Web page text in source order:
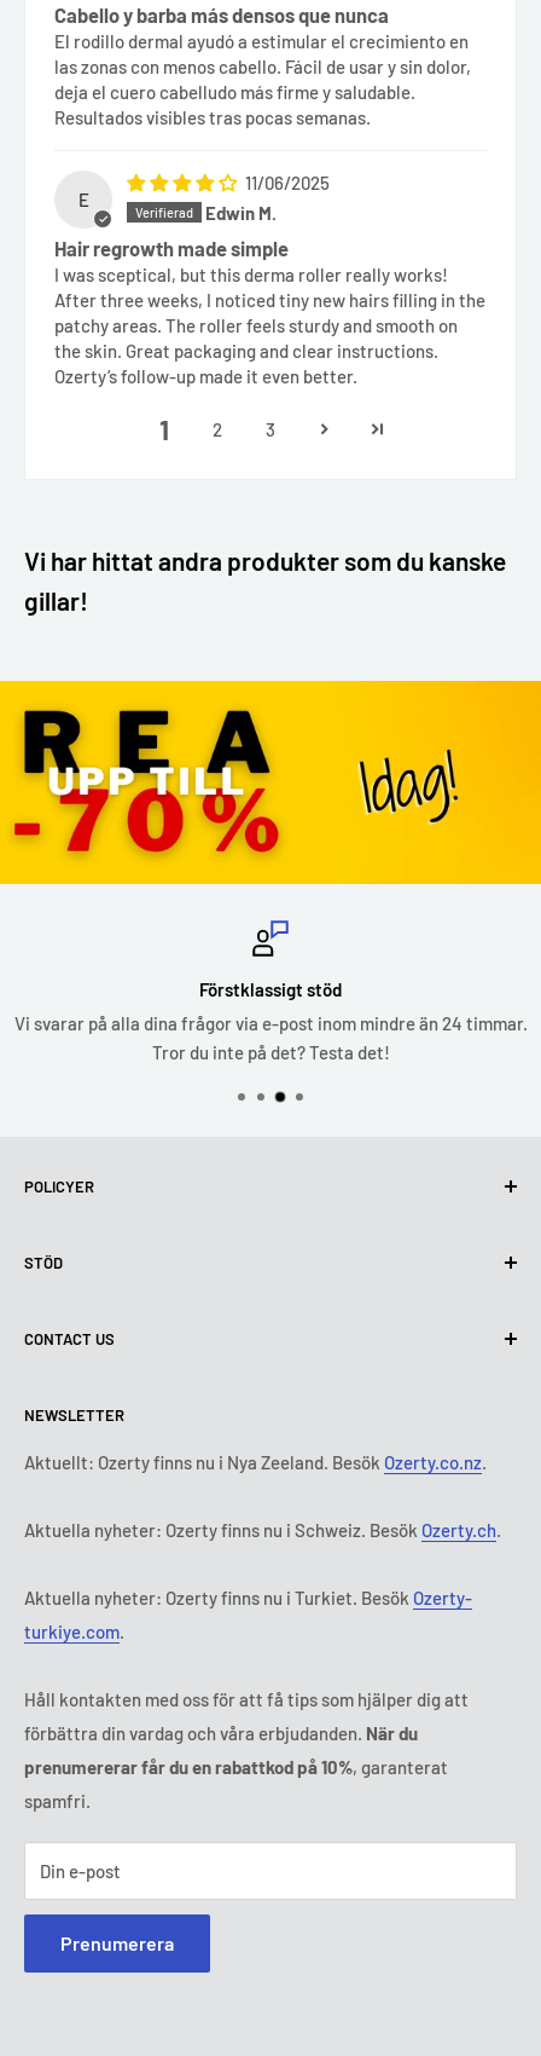
Cabello y barba más densos que nunca
El rodillo dermal ayudó a estimular el crecimiento en
las zonas con menos cabello. Fácil de usar y sin dolor,
deja el cuero cabelludo más firme y saludable.
Resultados visibles tras pocas semanas.
E
11/06/2025
Edwin M.
Hair regrowth made simple
I was sceptical, but this derma roller really works!
After three weeks, I noticed tiny new hairs filling in the
patchy areas. The roller feels sturdy and smooth on
the skin. Great packaging and clear instructions.
Ozerty’s follow-up made it even better.
1 2 3
Vi har hittat andra produkter som du kanske
gillar!
Förstklassigt stöd
Vi svarar på alla dina frågor via e-post inom mindre än 24 timmar.
Tror du inte på det? Testa det!
POLICYER
Användning av cookies (GDPR)
Leveransvillkor
Betalningsvillkor
Abonnemangets villkor och bestämmelser
STÖD
Kontakta oss
Rättsligt meddelande
FAQ
Ozerty håller dig säker
CONTACT US
Tisdag:9:00 - 18:00
Onsdag:
9:00 - 18:00
Fredag:
9:00 - 18:00
Tl: 010 884 87 30
E-post:
NEWSLETTER
Aktuellt: Ozerty finns nu i Nya Zeeland. Besök Ozerty.co.nz.
Aktuella nyheter: Ozerty finns nu i Schweiz. Besök Ozerty.ch.
Aktuella nyheter: Ozerty finns nu i Turkiet. Besök Ozerty-
turkiye.com.
Håll kontakten med oss för att få tips som hjälper dig att
förbättra din vardag och våra erbjudanden. När du
prenumererar får du en rabattkod på 10%, garanterat
spamfri.
Din e-post
Prenumerera